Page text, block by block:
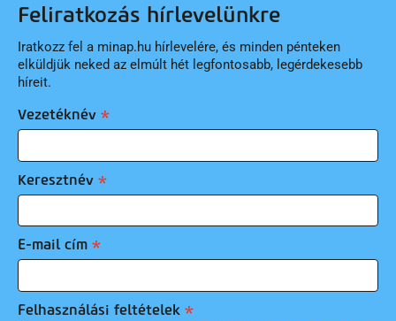
Feliratkozás hírlevelünkre
Iratkozz fel a minap.hu hírlevelére, és minden pénteken
elküldjük neked az elmúlt hét legfontosabb, legérdekesebb
híreit.
Vezetéknév
Keresztnév
E-mail cím
Felhasználási feltételek